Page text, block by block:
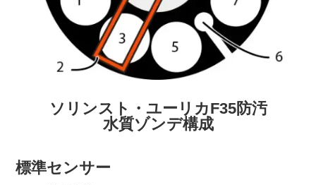
ソリンスト・ユーリカF35防汚
水質ゾンデ構成
標準センサー